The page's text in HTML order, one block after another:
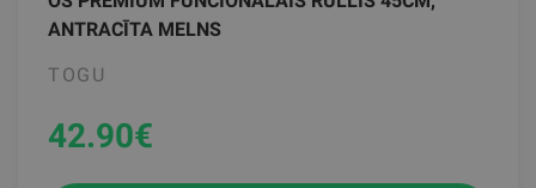
ANTRACĪTA MELNS
TOGU
42.90€